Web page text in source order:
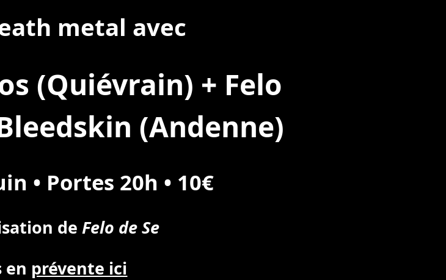
metal avec
(Quiévrain) + Felo
(Andenne)
• Portes 20h • 10€
deFelo de Se
en prévente ici